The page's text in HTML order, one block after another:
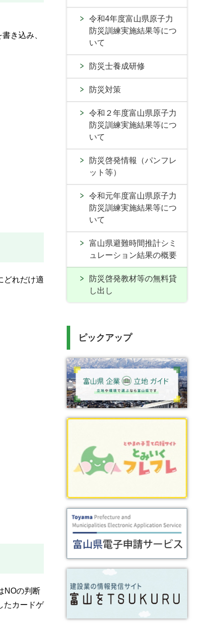
き込み、
どれだけ適
NOの判断
たカードゲ
令和4年度富山県原子力
防災訓練実施結果等につ
いて
防災士養成研修
防災対策
令和２年度富山県原子力
防災訓練実施結果等につ
いて
防災啓発情報（パンフレ
ット等）
令和元年度富山県原子力
防災訓練実施結果等につ
いて
富山県避難時間推計シミ
ュレーション結果の概要
防災啓発教材等の無料貸
し出し
ピックアップ